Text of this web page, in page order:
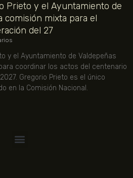
Prieto y el Ayuntamiento de
comisión mixta para el
del 27
y el Ayuntamiento de Valdepeñas
coordinar los actos del centenario
Gregorio Prieto es el único
en la Comisión Nacional.